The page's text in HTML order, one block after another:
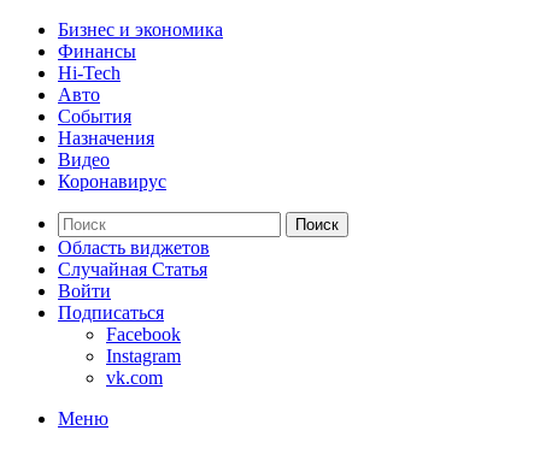
Бизнес и экономика
Финансы
Hi-Tech
Авто
События
Назначения
Видео
Коронавирус
Поиск
Область виджетов
Случайная Статья
Войти
Подписаться
Facebook
Instagram
vk.com
Меню